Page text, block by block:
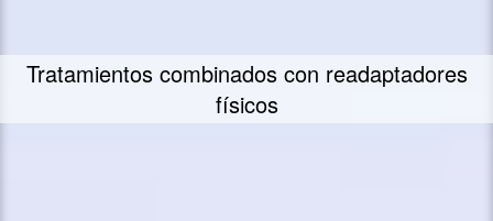
Sesiones de 60 minutos - Tratamientos
exclusivamente manuales